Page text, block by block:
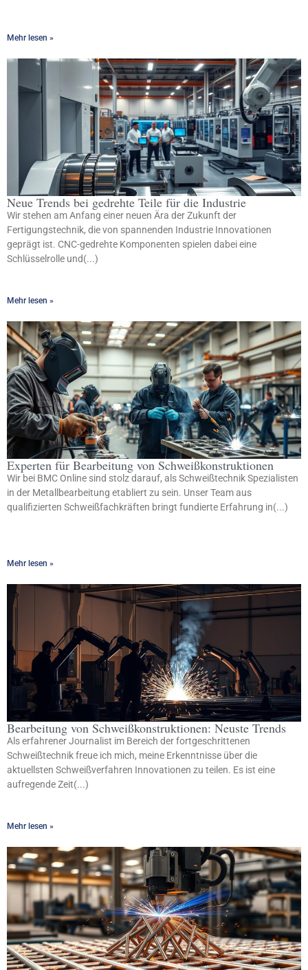
Mehr lesen »
Neue Trends bei gedrehte Teile für die Industrie
Wir stehen am Anfang einer neuen Ära der Zukunft der
Fertigungstechnik, die von spannenden Industrie Innovationen
geprägt ist. CNC-gedrehte Komponenten spielen dabei eine
Schlüsselrolle und(...)
Mehr lesen »
Experten für Bearbeitung von Schweißkonstruktionen
Wir bei BMC Online sind stolz darauf, als Schweißtechnik Spezialisten
in der Metallbearbeitung etabliert zu sein. Unser Team aus
qualifizierten Schweißfachkräften bringt fundierte Erfahrung in(...)
Mehr lesen »
Bearbeitung von Schweißkonstruktionen: Neuste Trends
Als erfahrener Journalist im Bereich der fortgeschrittenen
Schweißtechnik freue ich mich, meine Erkenntnisse über die
aktuellsten Schweißverfahren Innovationen zu teilen. Es ist eine
aufregende Zeit(...)
Mehr lesen »